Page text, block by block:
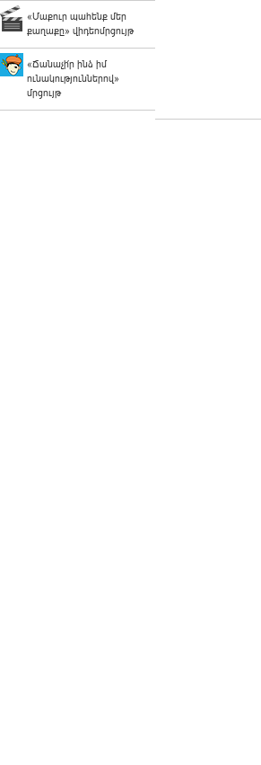
«Մաքուր պահենք մեր
քաղաքը» վիդեոմրցույթ
«Ճանաչի՛ր ինձ իմ
ունակություններով»
մրցույթ